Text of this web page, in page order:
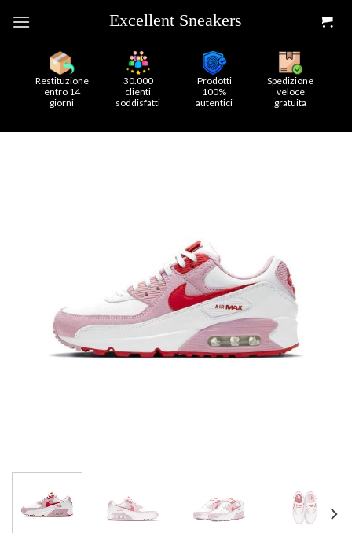
Restituzione
entro 14
giorni
30.000
clienti
soddisfatti
Prodotti
100%
autentici
Spedizione
veloce
gratuita